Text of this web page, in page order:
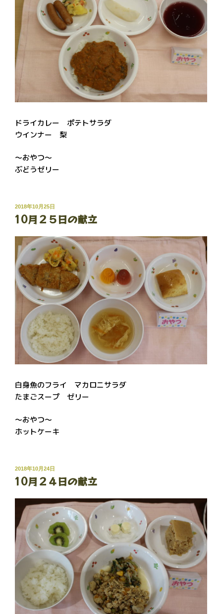
ドライカレー ポテトサラダ
ウインナー 梨
～おやつ～
ぶどうゼリー
投
稿
日:
2018年10月25日
10月２５日の献立
白身魚のフライ マカロニサラダ
たまごスープ ゼリー
～おやつ～
ホットケーキ
投
稿
日:
2018年10月24日
10月２４日の献立